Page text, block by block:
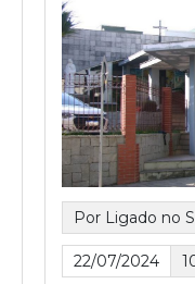
Por Ligado no
22/07/2024